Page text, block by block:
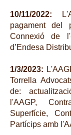
10/11/2022:
pagament del
Connexió de
d’Endesa
1/3/2023:
Torrella
de:
l'AAGP,
Superfície,
Partícips amb